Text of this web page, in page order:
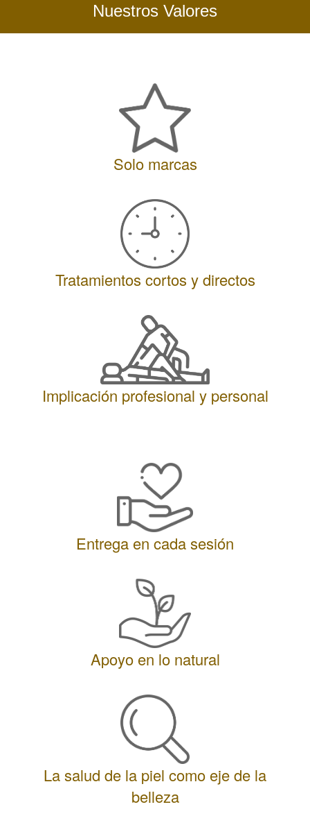
Nuestros Valores
Solo marcas
Tratamientos cortos y directos
Implicación profesional y personal
Entrega en cada sesión
Apoyo en lo natural
La salud de la piel como eje de la
belleza